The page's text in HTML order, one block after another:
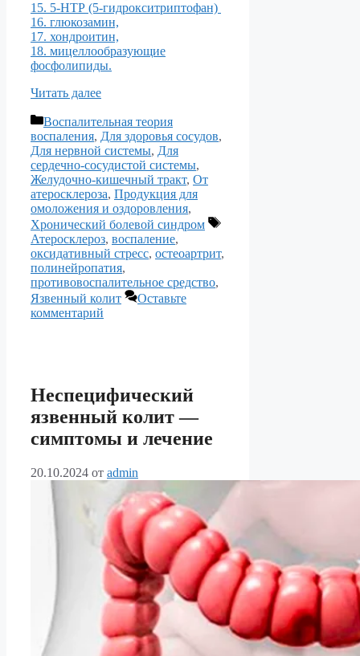
15. 5-НТР (5-гидрокситриптофан)
16. глюкозамин,
17. хондроитин,
18. мицеллообразующие
фосфолипиды.
Читать далее
Рубрики
Воспалительная теория
воспаления, Для здоровья сосудов,
Для нервной системы, Для
сердечно-сосудистой системы,
Желудочно-кишечный тракт, От
атеросклероза, Продукция для
омоложения и оздоровления,
Хронический болевой синдром
Метки
Атеросклероз, воспаление,
оксидативный стресс, остеоартрит,
полинейропатия,
противовоспалительное средство,
Язвенный колит
Оставьте
комментарий
Неспецифический
язвенный колит —
симптомы и лечение
20.10.2024 от admin